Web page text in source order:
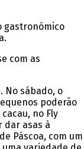
gastronómico
com as
No sábado, o
poderão
no Fly
dar asas à
Páscoa, com um